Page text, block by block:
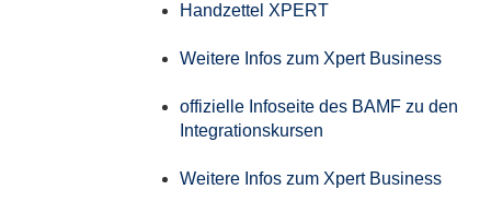
Handzettel XPERT
Weitere Infos zum Xpert Business
offizielle Infoseite des BAMF zu den
Integrationskursen
Weitere Infos zum Xpert Business